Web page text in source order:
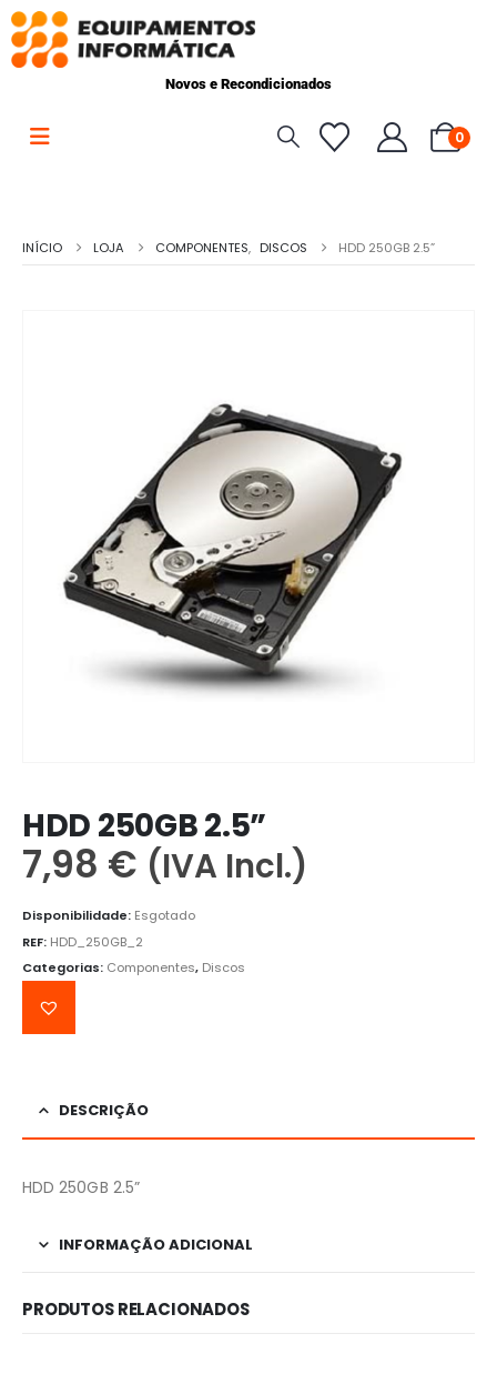
Novos e Recondicionados
0
INÍCIO LOJA COMPONENTES, DISCOS HDD 250GB 2.5”
HDD 250GB 2.5”
7,98 € (IVA Incl.)
Disponibilidade: Esgotado
REF: HDD_250GB_2
Categorias: Componentes, Discos
DESCRIÇÃO
HDD 250GB 2.5”
INFORMAÇÃO ADICIONAL
PRODUTOS RELACIONADOS